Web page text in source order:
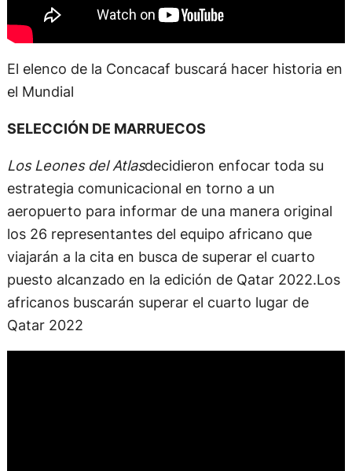
El elenco de la Concacaf buscará hacer historia en
el Mundial
SELECCIÓN DE MARRUECOS
Los Leones del Atlasdecidieron enfocar toda su
estrategia comunicacional en torno a un
aeropuerto para informar de una manera original
los 26 representantes del equipo africano que
viajarán a la cita en busca de superar el cuarto
puesto alcanzado en la edición de Qatar 2022.Los
africanos buscarán superar el cuarto lugar de
Qatar 2022